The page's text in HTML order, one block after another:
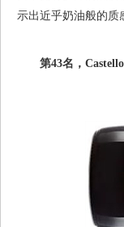
示出近乎奶油般的质
第43名，Castello